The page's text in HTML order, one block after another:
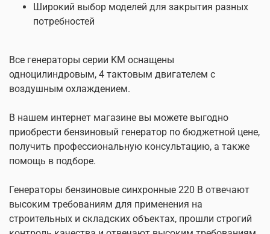
Широкий выбор моделей для закрытия разных
потребностей
Все генераторы серии KM оснащены
одноцилиндровым, 4 тактовым двигателем с
воздушным охлаждением.
В нашем интернет магазине вы можете выгодно
приобрести бензиновый генератор по бюджетной цене,
получить профессиональную консультацию, а также
помощь в подборе.
Генераторы бензиновые синхронные 220 В отвечают
высоким требованиям для применения на
строительных и складских объектах, прошли строгий